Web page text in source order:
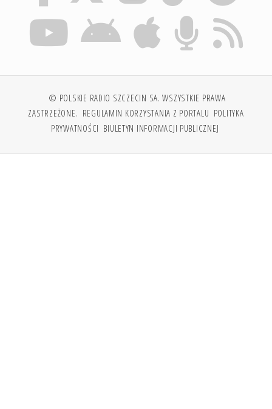
© POLSKIE RADIO SZCZECIN SA. WSZYSTKIE PRAWA
ZASTRZEŻONE. REGULAMIN KORZYSTANIA Z PORTALU POLITYKA
PRYWATNOŚCI BIULETYN INFORMACJI PUBLICZNEJ